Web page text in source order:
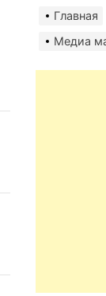
Главная
Медиа